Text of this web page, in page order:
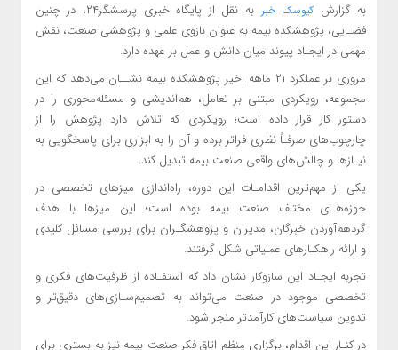
به گزارش کیوسک خبر
به نقل از پایگاه خبری پرسشگر۲۴، در چنین
فضـایی، پژوهشکده بیمه به عنوان بازوی علمی و پژوهشی صنعت، نقش
مهمی در ایجـاد پیوند میان دانش و عمل بر عهده دارد.
مروری بر عملکرد ۲۱ ماهه اخیر پژوهشکده بیمه نشــان می‌دهد که این
مجموعه، رویکردی مبتنی بر تعامل، هم‌اندیشی و مسئله‌محوری را در
دستور کار قرار داده است؛ رویکردی که تلاش دارد پژوهش را از
چارچوب‌های صرفـاً نظری فراتر برده و آن را به ابزاری برای پاسخگویی به
نیـازها و چالش‌های واقعی صنعت بیمه تبدیل کند.
یکی از مهم‌ترین اقدامـات این دوره، راه‌اندازی میزهای تخصصی در
حوزه‌هـای مختلف صنعت بیمه بوده است؛ این میزها با هدف
گردهم‌آوردن خبرگان، مدیران و پژوهشگـران برای بررسی مسائل کلیدی
و ارائه راهکـارهای عملیاتی شکل گرفتند.
تجربه ایجـاد این سازوکار نشان داد که استفـاده از ظرفیت‌های فکری و
تخصصی موجود در صنعت می‌تواند به تصمیم‌سـازی‌های دقیق‌تر و
تدوین سیاست‌های کارآمدتر منجر شود.
در کنـار این اقدام، برگزاری منظم اتاق فکر صنعت بیمه نیز به بستری برای